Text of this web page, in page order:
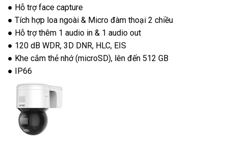
● Hỗ trợ face capture
● Tích hợp loa ngoài & Micro đàm thoại 2 chiều
● Hỗ trợ thêm 1 audio in & 1 audio out
● 120 dB WDR, 3D DNR, HLC, EIS
● Khe cắm thẻ nhớ (microSD), lên đến 512 GB
● IP66